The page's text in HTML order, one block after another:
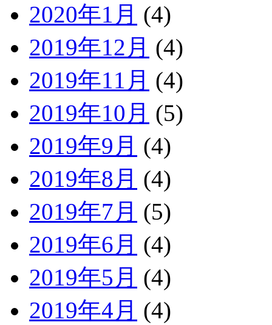
2020年1月 (4)
2019年12月 (4)
2019年11月 (4)
2019年10月 (5)
2019年9月 (4)
2019年8月 (4)
2019年7月 (5)
2019年6月 (4)
2019年5月 (4)
2019年4月 (4)